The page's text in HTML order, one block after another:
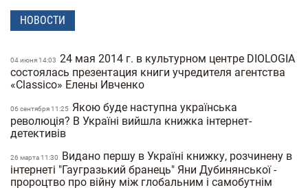
НОВОСТИ
04 июня 14:03 24 мая 2014 г. в культурном центре DIOLOGIA
состоялась презентация книги учредителя агентства
«Classico» Елены Ивченко
06 сентября 11:25 Якою буде наступна українська
революція? В Україні вийшла книжка інтернет-
детективів
26 марта 11:30
Видано першу в Україні книжку, розчинену в
інтернеті "Гаугразький бранець" Яни Дубинянської -
пророцтво про війну між глобальним і самобутнім